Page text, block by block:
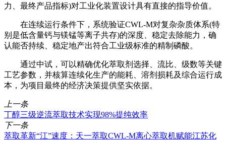
力、最终产品指标)对工业化装置设计具有直接的指导价值。
在连续运行条件下，系统验证CWL-M对复杂杂质体系(特
别是低含量钙与镁锰等离子共存)的深度、稳定去除能力，确
认能否持续、稳定地产出符合工业级标准的精制磷酸。
通过中试，可以精确优化萃取剂选择、流比、级数等关键
工艺参数，并核算连续化生产的能耗、溶剂损耗及综合运行成
本，为项目最终的经济决策提供坚实依据。
上一条
丁醇三级逆流萃取技术实现98%提纯效率
下一条
萃取革新“江”速度：天一萃取CWL-M离心萃取机赋能江苏化